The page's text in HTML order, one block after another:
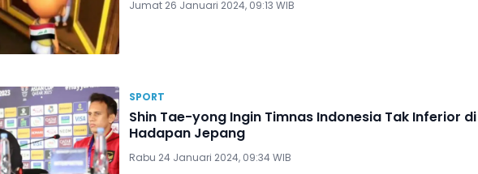
Jumat 26 Januari 2024, 09:13 WIB
SPORT
Shin Tae-yong Ingin Timnas Indonesia Tak Inferior di
Hadapan Jepang
Rabu 24 Januari 2024, 09:34 WIB